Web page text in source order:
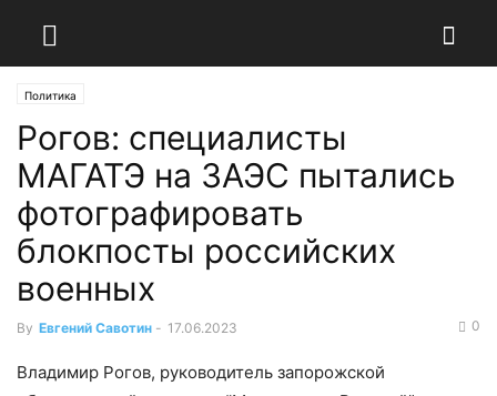
Политика
Рогов: специалисты
МАГАТЭ на ЗАЭС пытались
фотографировать
блокпосты российских
военных
By Евгений Савотин - 17.06.2023 0
Владимир Рогов, руководитель запорожской